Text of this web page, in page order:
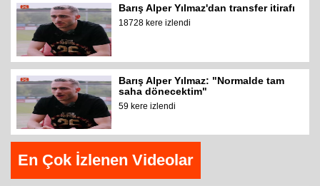
Barış Alper Yılmaz'dan transfer itirafı
18728 kere izlendi
Barış Alper Yılmaz: "Normalde tam
saha dönecektim"
59 kere izlendi
En Çok İzlenen Videolar